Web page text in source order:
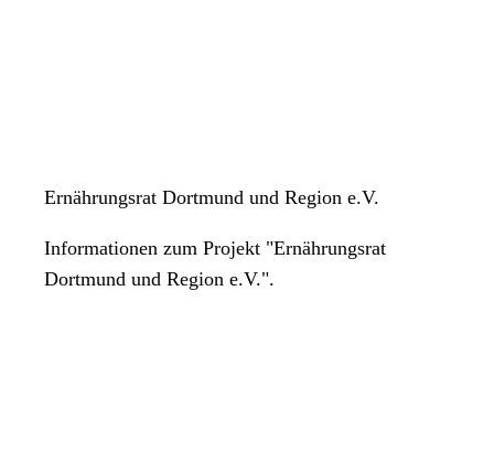
Ernährungsrat Dortmund und Region e.V.
Informationen zum Projekt "Ernährungsrat
Dortmund und Region e.V.".